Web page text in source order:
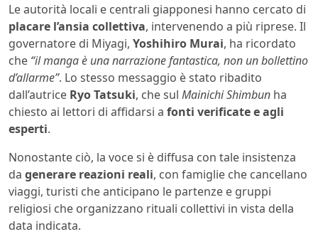
Le autorità locali e centrali giapponesi hanno cercato di
placare l’ansia collettiva, intervenendo a più riprese. Il
governatore di Miyagi, Yoshihiro Murai, ha ricordato
che “il manga è una narrazione fantastica, non un bollettino
d’allarme”. Lo stesso messaggio è stato ribadito
dall’autrice Ryo Tatsuki, che sul Mainichi Shimbun ha
chiesto ai lettori di affidarsi a fonti verificate e agli
esperti.
Nonostante ciò, la voce si è diffusa con tale insistenza
da generare reazioni reali, con famiglie che cancellano
viaggi, turisti che anticipano le partenze e gruppi
religiosi che organizzano rituali collettivi in vista della
data indicata.